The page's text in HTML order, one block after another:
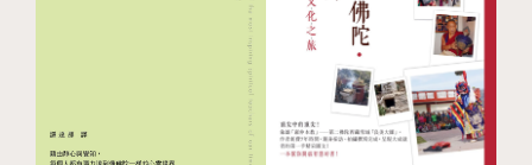
基本要道和講道信息外，還有關於基督徒生活，以及護
教等方面的文章，特別對教會中那些受西方自由主義神
學影響的「不信派」的抨擊，不遺餘力，為真理的道竭
力爭辯。1928年，季刊開始出版單行本，遍銷全國二
十八省，在信徒中頗有影響。
今日敎會中一件極得罪神的事
編者的消息